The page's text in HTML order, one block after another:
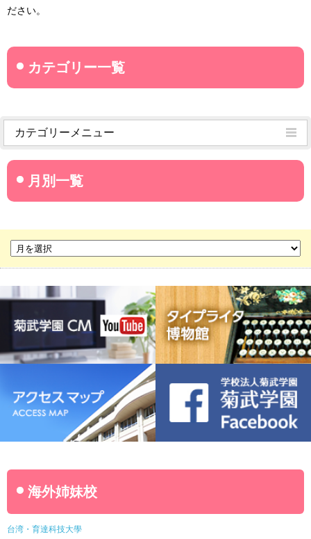
ださい。
カテゴリーメニュー
菊武学園からのお知らせ
名古屋産業大学
菊華高等学校
菊武ビジネス専門学校
名古屋ウェディング＆フラワー・ビューティ学院
菊武幼稚園
稲葉保育園
海外姉妹校
台湾・育達科技大學